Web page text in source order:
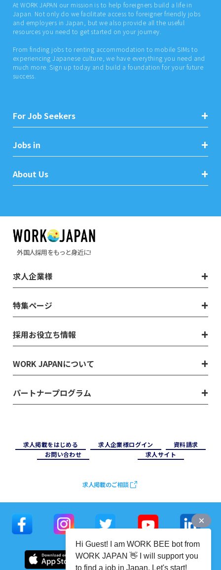
At WORK JAPAN our mission is to help foreigners build a life in
Japan. Not only do we facilitate access to foreigner friendly jobs
and employers in Japan, but we also provide all the useful
resources you need to get started on your journey.
From finding jobs to renting accommodation to mobile SIMs to
experiencing Japanese culture, we have everything you need and
much more. Sign up today and build a foundation for your future
success.
For Job Seekers
Jobs in
About Us
外国人採用をもっと身近に!
求人企業様
特集ページ
採用お役立ち情報
WORK JAPANについて
パートナープログラム
求⼈掲載をはじめる 求⼈企業様ログイン
資料請求
お問い合わせ
求⼈サイト
求人掲載のご相談
Hi Guest! I am WORK BEE bot from
WORK JAPAN 👋 I will support you
to find a job in Japan. Let's start!